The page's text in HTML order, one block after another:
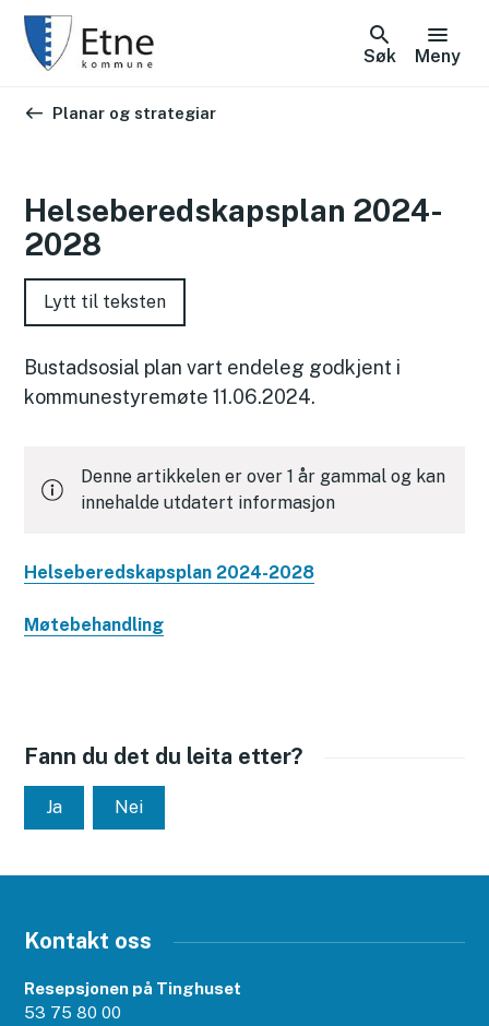
Søk Meny
Du er her:
Planar og strategiar
Helseberedskapsplan 2024-
2028
Lytt til teksten
Bustadsosial plan vart endeleg godkjent i
kommunestyremøte 11.06.2024.
Denne artikkelen er over 1 år gammal og kan
innehalde utdatert informasjon
Helseberedskapsplan 2024-2028
Møtebehandling
Fann du det du leita etter?
Ja Nei
Kontakt oss
Resepsjonen på Tinghuset
53 75 80 00